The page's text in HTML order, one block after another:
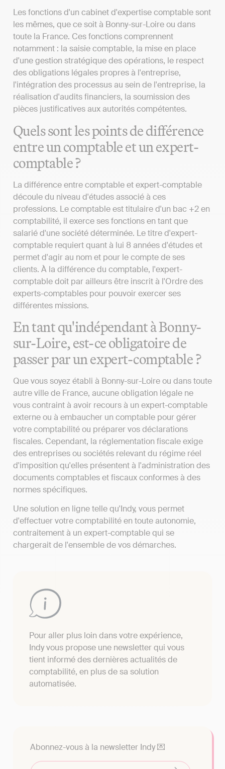
Les fonctions d'un cabinet d'expertise comptable sont
les mêmes, que ce soit à Bonny-sur-Loire ou dans
toute la France. Ces fonctions comprennent
notamment : la saisie comptable, la mise en place
d'une gestion stratégique des opérations, le respect
des obligations légales propres à l'entreprise,
l'intégration des processus au sein de l'entreprise, la
réalisation d'audits financiers, la soumission des
pièces justificatives aux autorités compétentes.
Quels sont les points de différence
entre un comptable et un expert-
comptable ?
La différence entre comptable et expert-comptable
découle du niveau d'études associé à ces
professions. Le comptable est titulaire d'un bac +2 en
comptabilité, il exerce ses fonctions en tant que
salarié d'une société déterminée. Le titre d'expert-
comptable requiert quant à lui 8 années d'études et
permet d'agir au nom et pour le compte de ses
clients. À la différence du comptable, l'expert-
comptable doit par ailleurs être inscrit à l'Ordre des
experts-comptables pour pouvoir exercer ses
différentes missions.
En tant qu'indépendant à Bonny-
sur-Loire, est-ce obligatoire de
passer par un expert-comptable ?
Que vous soyez établi à Bonny-sur-Loire ou dans toute
autre ville de France, aucune obligation légale ne
vous contraint à avoir recours à un expert-comptable
externe ou à embaucher un comptable pour gérer
votre comptabilité ou préparer vos déclarations
fiscales. Cependant, la réglementation fiscale exige
des entreprises ou sociétés relevant du régime réel
d'imposition qu'elles présentent à l'administration des
documents comptables et fiscaux conformes à des
normes spécifiques.
Une solution en ligne telle qu'Indy, vous permet
d'effectuer votre comptabilité en toute autonomie,
contraitement à un expert-comptable qui se
chargerait de l'ensemble de vos démarches.
Pour aller plus loin dans votre expérience,
Indy vous propose une newsletter qui vous
tient informé des dernières actualités de
comptabilité, en plus de sa solution
automatisée.
Abonnez-vous à la newsletter Indy 💌